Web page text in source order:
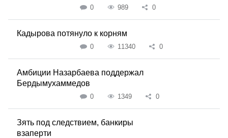
0 989 0
Кадырова потянуло к корням
0 11340 0
Амбиции Назарбаева поддержал
Бердымухаммедов
0 1349 0
Зять под следствием, банкиры
взаперти